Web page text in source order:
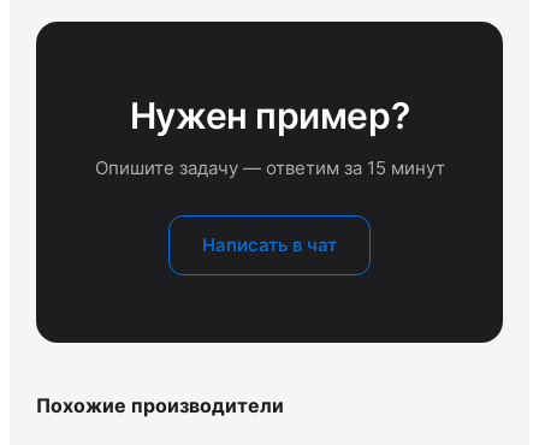
Нужен пример?
Опишите задачу — ответим за 15 минут
Написать в чат
Похожие производители